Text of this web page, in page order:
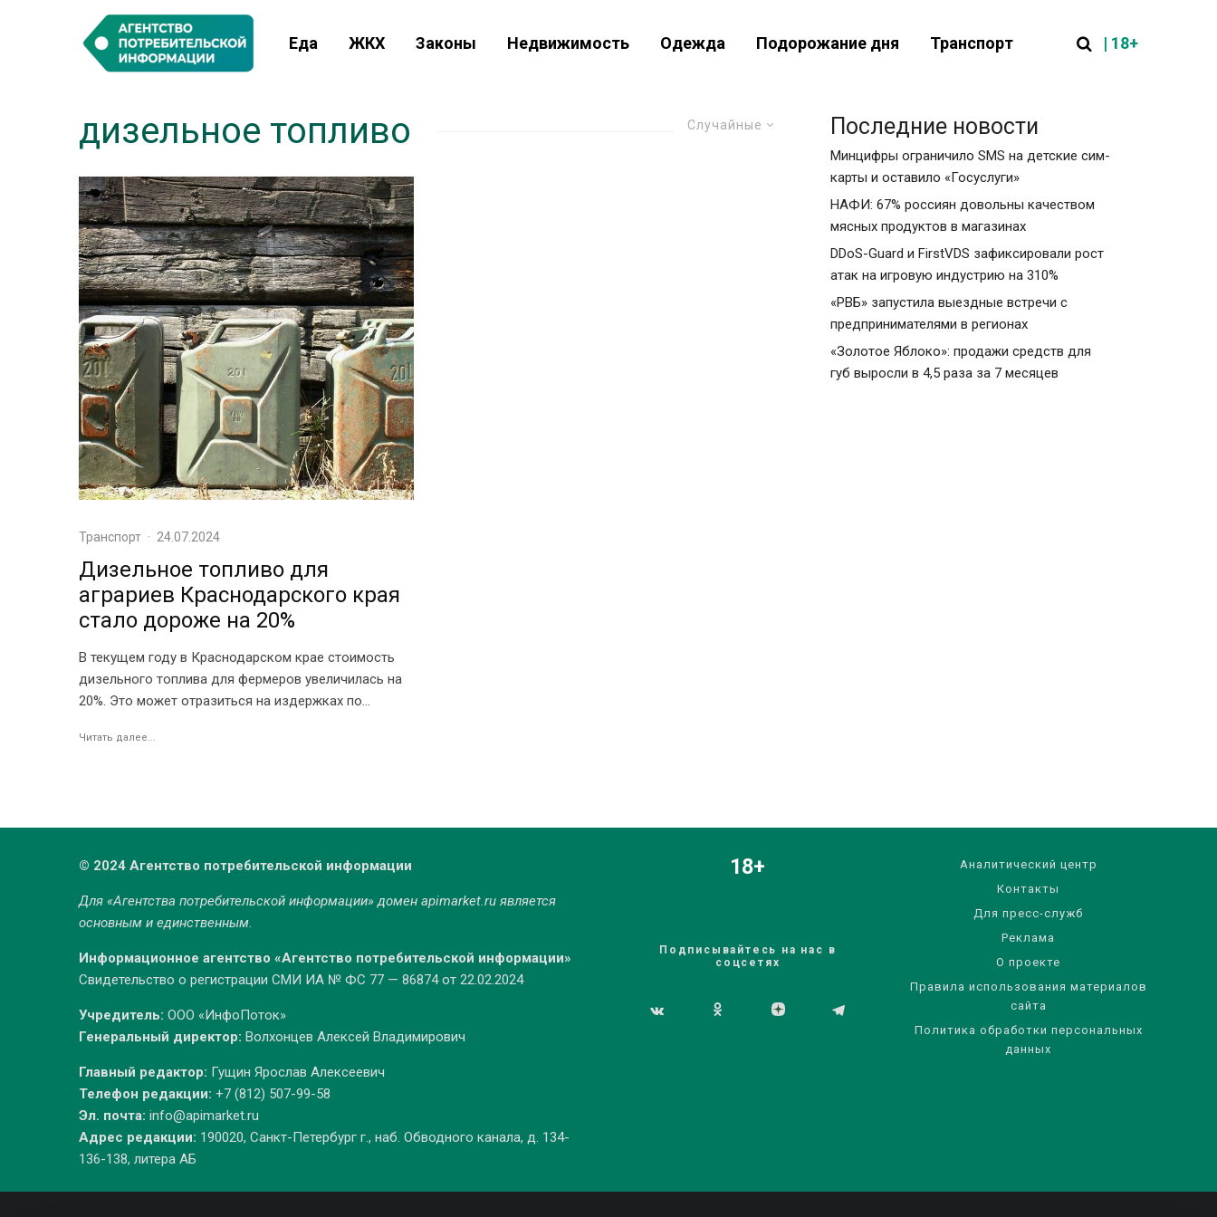
Еда ЖКХ Законы Недвижимость Одежда Подорожание дня Транспорт | 18+
Случайные
дизельное топливо
Транспорт · 24.07.2024
Дизельное топливо для
аграриев Краснодарского края
стало дороже на 20%
В текущем году в Краснодарском крае стоимость
дизельного топлива для фермеров увеличилась на
20%. Это может отразиться на издержках по...
Читать далее...
Последние новости
Минцифры ограничило SMS на детские сим-
карты и оставило «Госуслуги»
НАФИ: 67% россиян довольны качеством
мясных продуктов в магазинах
DDoS-Guard и FirstVDS зафиксировали рост
атак на игровую индустрию на 310%
«РВБ» запустила выездные встречи с
предпринимателями в регионах
«Золотое Яблоко»: продажи средств для
губ выросли в 4,5 раза за 7 месяцев
© 2024 Агентство потребительской информации
Для «Агентства потребительской информации» домен apimarket.ruявляется
основным и единственным.
Информационное агентство «Агентство потребительской информации»
Свидетельство о регистрации СМИ ИА № ФС 77 — 86874 от 22.02.2024
Учредитель: ООО «ИнфоПоток»
Генеральный директор: Волхонцев Алексей Владимирович
Главный редактор: Гущин Ярослав Алексеевич
Телефон редакции: +7 (812) 507-99-58
Эл. почта: info@apimarket.ru
Адрес редакции: 190020, Санкт-Петербург г., наб. Обводного канала, д. 134-
136-138, литера АБ
18+
Подписывайтесь на нас в
соцсетях
Аналитический центр
Контакты
Для пресс-служб
Реклама
О проекте
Правила использования материалов
сайта
Политика обработки персональных
данных